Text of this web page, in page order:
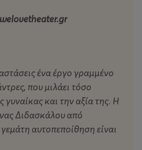
ρόλο στη ζωή της
την απόρριψη, την
σε βάρος των γυναικών,
λειτουργούς, την
welovetheater.gr
ένα έργο γραμμένο
που μιλάει τόσο
γυναίκας και την αξία της. Η
Διδασκάλου από
αυτοπεποίθηση είναι